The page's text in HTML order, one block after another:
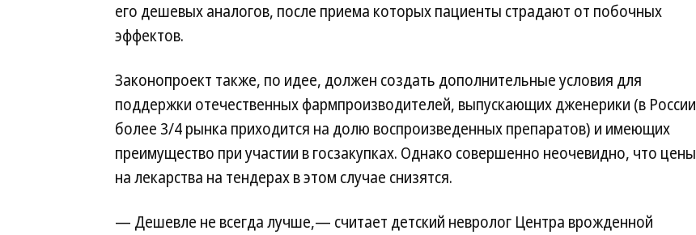
его дешевых аналогов, после приема которых пациенты страдают от побочных
эффектов.
Законопроект также, по идее, должен создать дополнительные условия для
поддержки отечественных фармпроизводителей, выпускающих дженерики (в России
более 3/4 рынка приходится на долю воспроизведенных препаратов) и имеющих
преимущество при участии в госзакупках. Однако совершенно неочевидно, что цены
на лекарства на тендерах в этом случае снизятся.
— Дешевле не всегда лучше,— считает детский невролог Центра врожденной